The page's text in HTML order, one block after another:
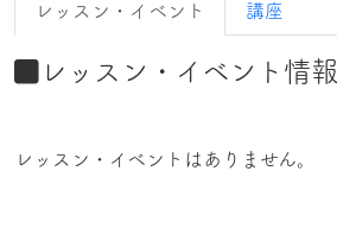
レッスン・イベント 講座
レッスン・イベント情報
レッスン・イベントはありません。